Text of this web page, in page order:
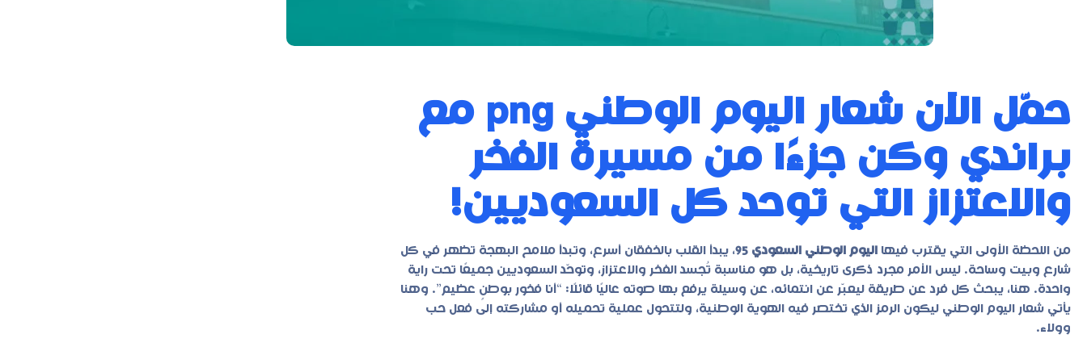
حمّل الآن شعار اليوم الوطني png مع
براندي وكن جزءًا من مسيرة الفخر
والاعتزاز التي توحد كل السعوديين!
من اللحظة الأولى التي يقترب فيها اليوم الوطني السعودي 95
، يبدأ القلب بالخفقان أسرع، وتبدأ ملامح البهجة تظهر في كل
شارع وبيت وساحة. ليس الأمر مجرد ذكرى تاريخية، بل هو مناسبة تُجسد الفخر والاعتزاز، وتوحّد السعوديين جميعًا تحت راية
واحدة. هنا، يبحث كل فرد عن طريقة ليعبّر عن انتمائه، عن وسيلة يرفع بها صوته عاليًا قائلًا: “أنا فخور بوطنٍ عظيم”. وهنا
يأتي شعار اليوم الوطني ليكون الرمز الذي تختصر فيه الهوية الوطنية، ولتتحول عملية تحميله أو مشاركته إلى فعل حب
وولاء.